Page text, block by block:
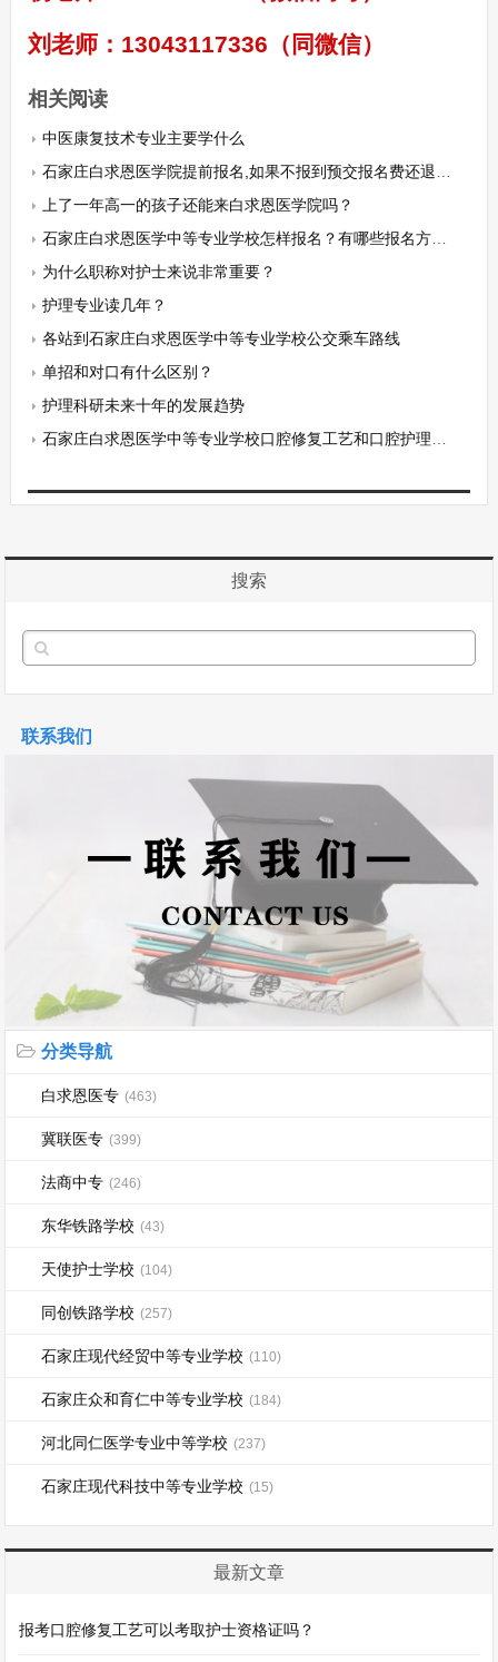
刘老师：13043117336（同微信）
相关阅读
中医康复技术专业主要学什么
石家庄白求恩医学院提前报名,如果不报到预交报名费还退吗？
上了一年高一的孩子还能来白求恩医学院吗？
石家庄白求恩医学中等专业学校怎样报名？有哪些报名方式呢？
为什么职称对护士来说非常重要？
护理专业读几年？
各站到石家庄白求恩医学中等专业学校公交乘车路线
单招和对口有什么区别？
护理科研未来十年的发展趋势
石家庄白求恩医学中等专业学校口腔修复工艺和口腔护理有什么区别？
搜索
联系我们
分类导航
白求恩医专 (463)
冀联医专 (399)
法商中专 (246)
东华铁路学校 (43)
天使护士学校 (104)
同创铁路学校 (257)
石家庄现代经贸中等专业学校 (110)
石家庄众和育仁中等专业学校 (184)
河北同仁医学专业中等学校 (237)
石家庄现代科技中等专业学校 (15)
最新文章
报考口腔修复工艺可以考取护士资格证吗？